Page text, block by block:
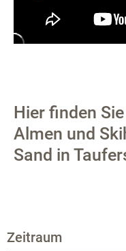
Hier finden
Almen und
Sand in
Zeitraum